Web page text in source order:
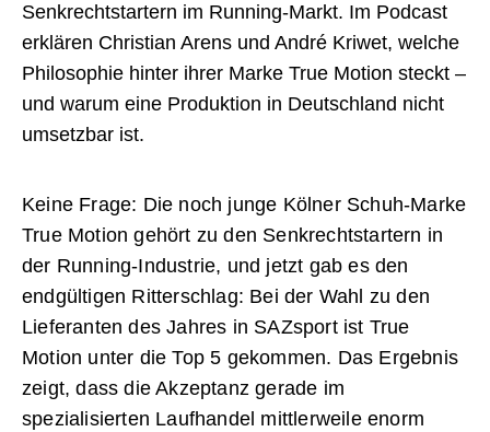
Senkrechtstartern im Running-Markt. Im Podcast
erklären Christian Arens und André Kriwet, welche
Philosophie hinter ihrer Marke True Motion steckt –
und warum eine Produktion in Deutschland nicht
umsetzbar ist.
Keine Frage: Die noch junge Kölner Schuh-Marke
True Motion gehört zu den Senkrechtstartern in
der Running-Industrie, und jetzt gab es den
endgültigen Ritterschlag: Bei der Wahl zu den
Lieferanten des Jahres in SAZsport ist True
Motion unter die Top 5 gekommen. Das Ergebnis
zeigt, dass die Akzeptanz gerade im
spezialisierten Laufhandel mittlerweile enorm